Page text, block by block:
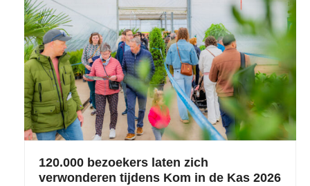
120.000 bezoekers laten zich
verwonderen tijdens Kom in de Kas 2026